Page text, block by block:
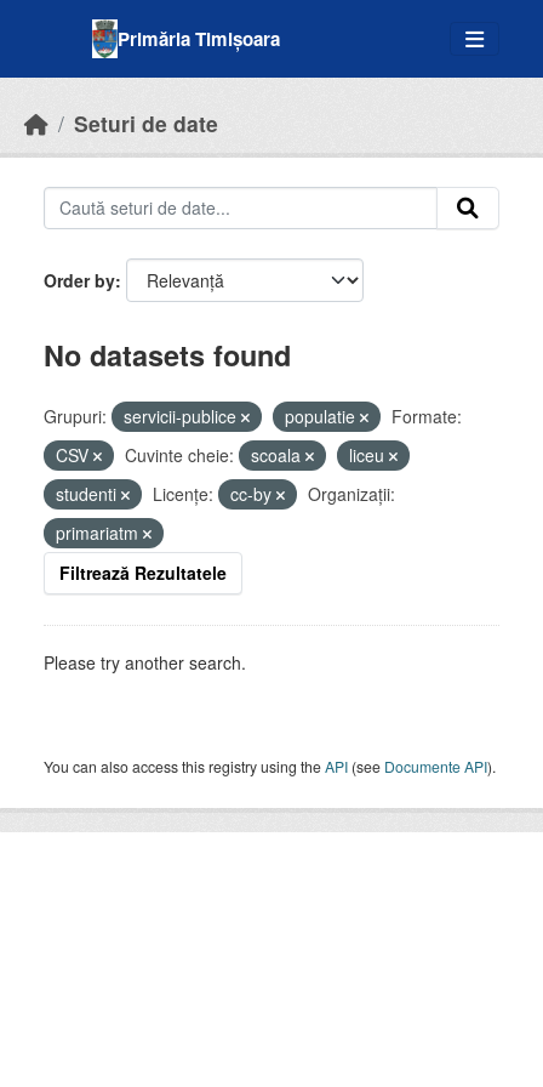
Primăria Timișoara
Seturi de date
Order by
No datasets found
Grupuri: servicii-publice populatie
Formate:
CSV
Cuvinte cheie: scoala
liceu
studenti
Licenţe: cc-by
Organizații:
primariatm
Filtrează Rezultatele
Please try another search.
You can also access this registry using theAPI (see Documente API).